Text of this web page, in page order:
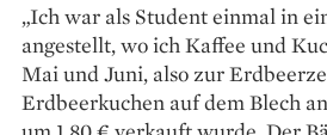
„Ich war als Student einmal in
angestellt, wo ich Kaffee und
Mai und Juni, also zur
Erdbeerkuchen auf dem Blech